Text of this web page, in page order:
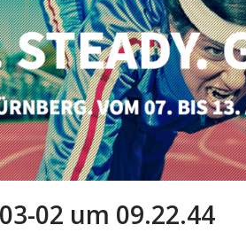
02 um 09.22.44